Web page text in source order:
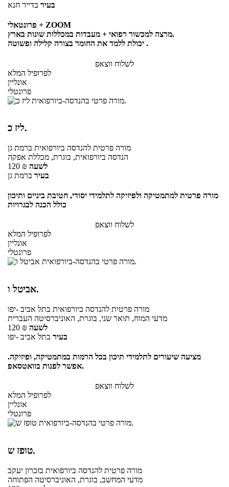
בעיר בדייר חנא
פרונטאלי + ZOOM
מרצה למכשור רפואי + מעבדות במכללות שונות בארץ.
יכולת ללמד את החומר בצורה קלילה ופשוטה .
לשלוח ווצאפ
לפרופיל המלא
אונליין
פרונטלי
ליז כ.
מורה פרטית להנדסה ביורפואית ברמת גן
הנדסה ביורפואית, בוגרת, מכללת אפקה
120 ₪ לשעה
בעיר ברמת גן
מורה פרטית למתמטיקה ולפיזיקה לתלמידי יסודי, חטיבת ביניים ותיכון
כולל הכנה לבגרויות
לשלוח ווצאפ
לפרופיל המלא
אונליין
פרונטלי
אביטל ו.
מורה פרטית להנדסה ביורפואית בתל אביב -יפו
מדעי המוח, תואר שני, בוגרת, האוניברסיטה העברית
120 ₪ לשעה
בעיר בתל אביב -יפו
מציעה שיעורים לתלמידי תיכון בכל הרמות במתמטיקה, ופיזיקה.
אפשר לפנות בוואטסאפ.
לשלוח ווצאפ
לפרופיל המלא
אונליין
פרונטלי
טופז ש.
מורה פרטית להנדסה ביורפואית בזכרון יעקב
מדעי המחשב, בוגרת, האוניברסיטה הפתוחה